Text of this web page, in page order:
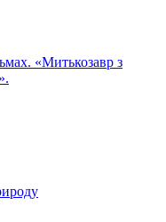
«Митькозавр з